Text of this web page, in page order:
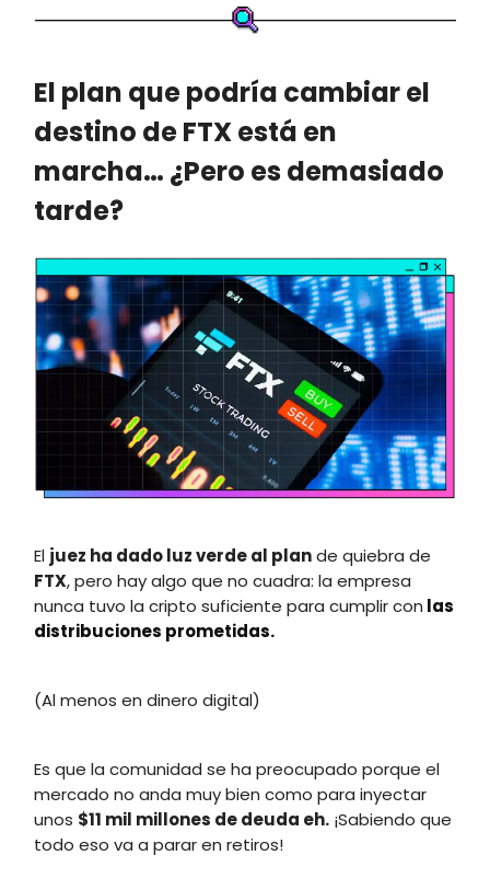
El plan que podría cambiar el
destino de FTX está en
marcha… ¿Pero es demasiado
tarde?
El juez ha dado luz verde al plande quiebra de
FTX, pero hay algo que no cuadra: la empresa
nunca tuvo la cripto suficiente para cumplir con las
distribuciones prometidas.
(Al menos en dinero digital)
Es que la comunidad se ha preocupado porque el
mercado no anda muy bien como para inyectar
unos $11 mil millones de deuda eh. ¡Sabiendo que
todo eso va a parar en retiros!